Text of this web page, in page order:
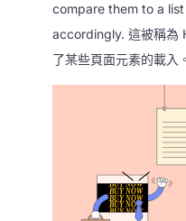
compare them to a
accordingly. 這被稱為
了某些頁面元素的載入。